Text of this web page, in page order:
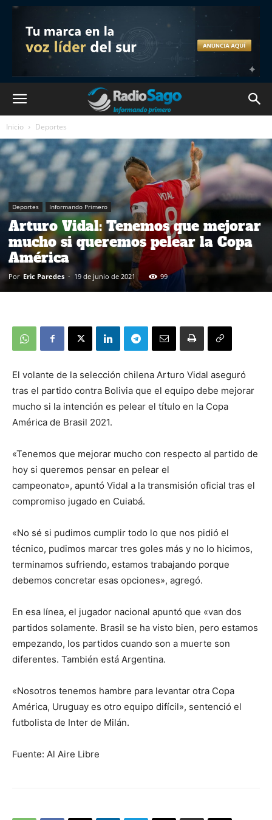
Inicio Deportes
Deportes Informando Primero
Arturo Vidal: Tenemos que mejorar
mucho si queremos pelear la Copa
América
Por Eric Paredes - 19 de junio de 2021 99
El volante de la selección chilena Arturo Vidal aseguró
tras el partido contra Bolivia que el equipo debe mejorar
mucho si la intención es pelear el título en la Copa
América de Brasil 2021.
«Tenemos que mejorar mucho con respecto al partido de
hoy si queremos pensar en pelear el
campeonato», apuntó Vidal a la transmisión oficial tras el
compromiso jugado en Cuiabá.
«No sé si pudimos cumplir todo lo que nos pidió el
técnico, pudimos marcar tres goles más y no lo hicimos,
terminamos sufriendo, estamos trabajando porque
debemos concretar esas opciones», agregó.
En esa línea, el jugador nacional apuntó que «van dos
partidos solamente. Brasil se ha visto bien, pero estamos
empezando, los partidos cuando son a muerte son
diferentes. También está Argentina.
«Nosotros tenemos hambre para levantar otra Copa
América, Uruguay es otro equipo difícil», sentenció el
futbolista de Inter de Milán.
Fuente: Al Aire Libre